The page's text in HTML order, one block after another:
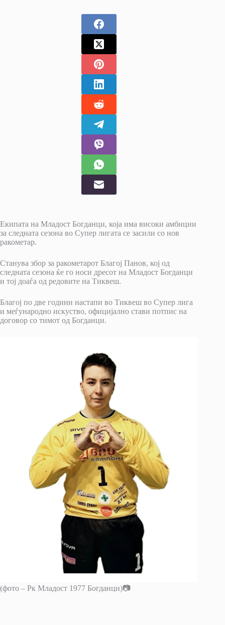
Екипата на Младост Богданци, која има високи амбиции
за следната сезона во Супер лигата се засили со нов
ракометар.
Станува збор за ракометарот Благој Панов, кој од
следната сезона ќе го носи дресот на Младост Богданци
и тој доаѓа од редовите на Тиквеш.
Благој по две години настапи во Тиквеш во Супер лига
и меѓународно искуство, официјално стави потпис на
договор со тимот од Богданци.
(фото – Рк Младост 1977 Богданци)📷